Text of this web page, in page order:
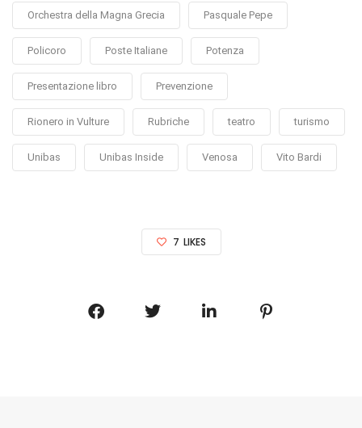
Orchestra della Magna Grecia Pasquale Pepe
Policoro Poste Italiane Potenza
Presentazione libro Prevenzione
Rionero in Vulture Rubriche teatro turismo
Unibas Unibas Inside Venosa Vito Bardi
7 LIKES